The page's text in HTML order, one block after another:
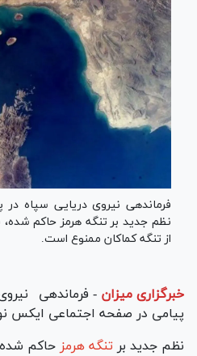
فرماندهی نیروی دریایی سپاه
‏نظم جدید بر تنگه هرمز حاکم
از تنگه کماکان ممنوع است.
خبرگزاری میزان - فرماندهی
پیامی در صفحه اجتماعی ایکس
‏نظم جدید بر تنگه هرمز حاکم